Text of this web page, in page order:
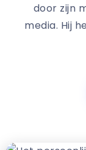
door zijn
media. Hij